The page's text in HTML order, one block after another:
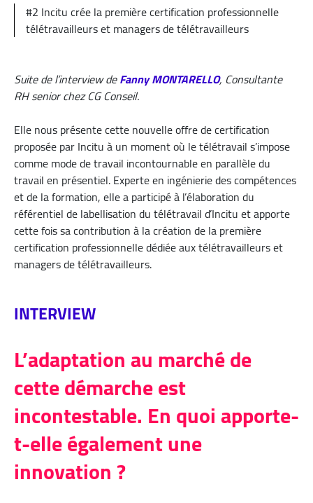
#2 Incitu crée la première certification professionnelle
télétravailleurs et managers de télétravailleurs
Suite de l’interview deFanny MONTARELLO, Consultante
RH senior chez CG Conseil.
Elle nous présente cette nouvelle offre de certification
proposée par Incitu à un moment où le télétravail s’impose
comme mode de travail incontournable en parallèle du
travail en présentiel. Experte en ingénierie des compétences
et de la formation, elle a participé à l’élaboration du
référentiel de labellisation du télétravail d’Incitu et apporte
cette fois sa contribution à la création de la première
certification professionnelle dédiée aux télétravailleurs et
managers de télétravailleurs.
INTERVIEW
L’adaptation au marché de
cette démarche est
incontestable. En quoi apporte-
t-elle également une
innovation ?